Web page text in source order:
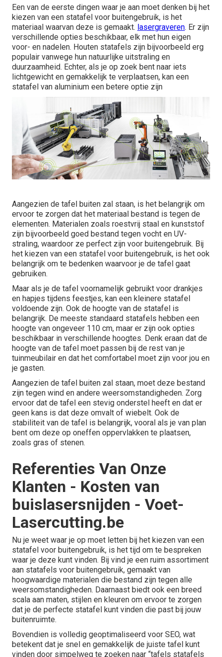
Een van de eerste dingen waar je aan moet denken bij het
kiezen van een statafel voor buitengebruik, is het
materiaal waarvan deze is gemaakt. lasergraveren. Er zijn
verschillende opties beschikbaar, elk met hun eigen
voor- en nadelen. Houten statafels zijn bijvoorbeeld erg
populair vanwege hun natuurlijke uitstraling en
duurzaamheid. Echter, als je op zoek bent naar iets
lichtgewicht en gemakkelijk te verplaatsen, kan een
statafel van aluminium een betere optie zijn
Aangezien de tafel buiten zal staan, is het belangrijk om
ervoor te zorgen dat het materiaal bestand is tegen de
elementen. Materialen zoals roestvrij staal en kunststof
zijn bijvoorbeeld goed bestand tegen vocht en UV-
straling, waardoor ze perfect zijn voor buitengebruik. Bij
het kiezen van een statafel voor buitengebruik, is het ook
belangrijk om te bedenken waarvoor je de tafel gaat
gebruiken.
Maar als je de tafel voornamelijk gebruikt voor drankjes
en hapjes tijdens feestjes, kan een kleinere statafel
voldoende zijn. Ook de hoogte van de statafel is
belangrijk. De meeste standaard statafels hebben een
hoogte van ongeveer 110 cm, maar er zijn ook opties
beschikbaar in verschillende hoogtes. Denk eraan dat de
hoogte van de tafel moet passen bij de rest van je
tuinmeubilair en dat het comfortabel moet zijn voor jou en
je gasten.
Aangezien de tafel buiten zal staan, moet deze bestand
zijn tegen wind en andere weersomstandigheden. Zorg
ervoor dat de tafel een stevig onderstel heeft en dat er
geen kans is dat deze omvalt of wiebelt. Ook de
stabiliteit van de tafel is belangrijk, vooral als je van plan
bent om deze op oneffen oppervlakken te plaatsen,
zoals gras of stenen.
Referenties Van Onze
Klanten - Kosten van
buislasersnijden - Voet-
Lasercutting.be
Nu je weet waar je op moet letten bij het kiezen van een
statafel voor buitengebruik, is het tijd om te bespreken
waar je deze kunt vinden. Bij vind je een ruim assortiment
aan statafels voor buitengebruik, gemaakt van
hoogwaardige materialen die bestand zijn tegen alle
weersomstandigheden. Daarnaast biedt ook een breed
scala aan maten, stijlen en kleuren om ervoor te zorgen
dat je de perfecte statafel kunt vinden die past bij jouw
buitenruimte.
Bovendien is volledig geoptimaliseerd voor SEO, wat
betekent dat je snel en gemakkelijk de juiste tafel kunt
vinden door simpelweg te zoeken naar “tafels statafels